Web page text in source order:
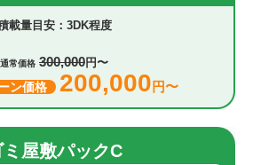
3DK程度
通常価格 300,000円〜
ン価格 200,000 円〜
ミ屋敷パックC